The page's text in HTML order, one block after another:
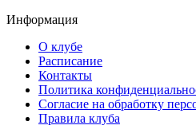
Информация
О клубе
Расписание
Контакты
Политика
Согласие на обработку
Правила клуба